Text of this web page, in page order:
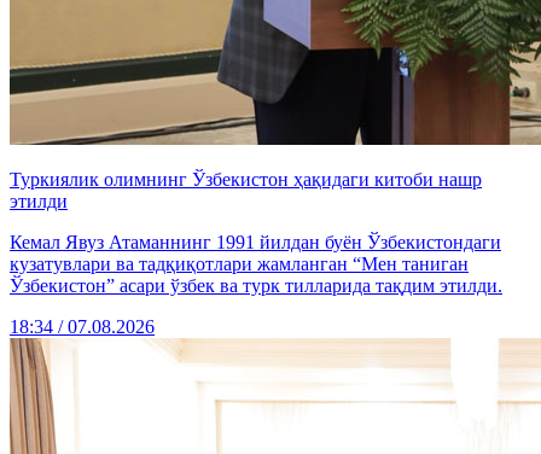
Туркиялик олимнинг Ўзбекистон ҳақидаги китоби нашр
этилди
Кемал Явуз Атаманнинг 1991 йилдан буён Ўзбекистондаги
кузатувлари ва тадқиқотлари жамланган “Мен таниган
Ўзбекистон” асари ўзбек ва турк тилларида тақдим этилди.
18:34 / 07.08.2026